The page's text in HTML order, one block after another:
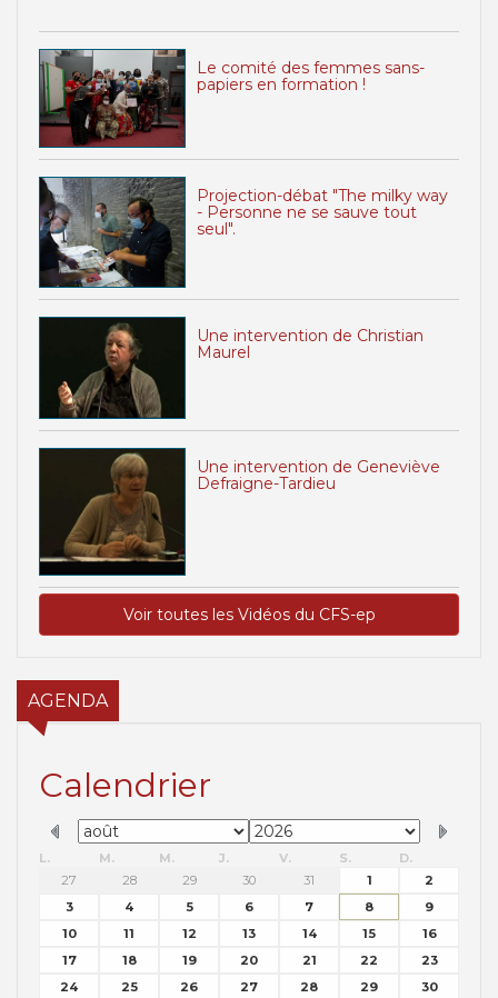
Le comité des femmes sans-
papiers en formation !
Projection-débat "The milky way
- Personne ne se sauve tout
seul".
Une intervention de Christian
Maurel
Une intervention de Geneviève
Defraigne-Tardieu
Voir toutes les Vidéos du CFS-ep
AGENDA
Calendrier
L. M. M. J. V. S.
D.
27
28 29 30 31 1
2
3
4 5 6 7 8
9
10
11 12 13 14 15
16
17
18 19 20 21 22
23
24
25 26 27 28 29
30